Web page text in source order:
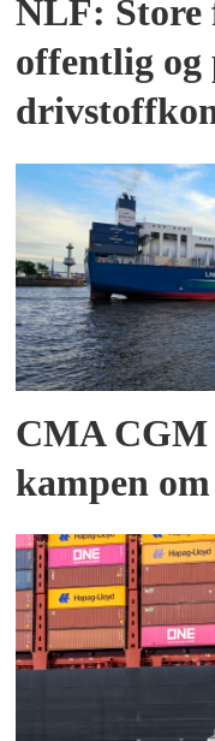
NLF: Store
offentlig
CMA CGM
kampen